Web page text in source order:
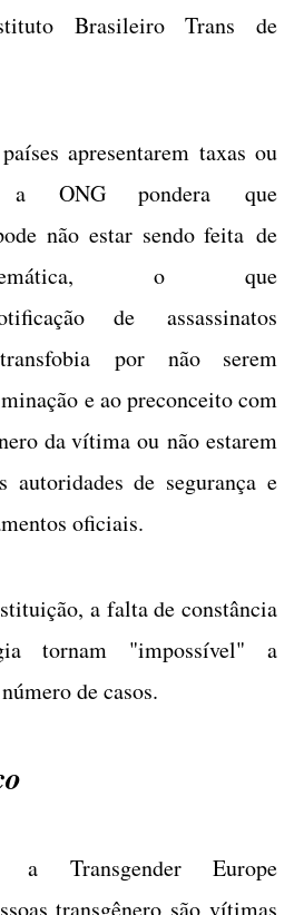
Brasileiro Trans de
apresentarem taxas ou
a ONG pondera que
não estar sendo feita de
o que
de assassinatos
por não serem
e ao preconceito com
da vítima ou não estarem
autoridades de segurança e
oficiais.
a falta de constância
tornam "impossível" a
de casos.
a Transgender Europe
transgênero são vítimas